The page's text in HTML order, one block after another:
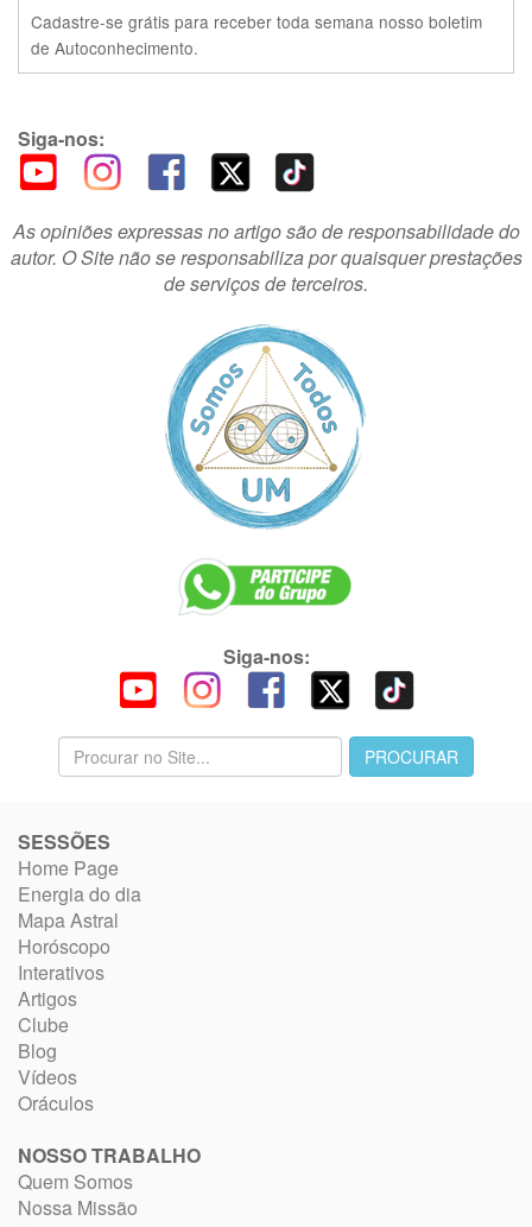
Cadastre-se grátis para receber toda semana nosso boletim
de Autoconhecimento.
Siga-nos:
As opiniões expressas no artigo são de responsabilidade do
autor. O Site não se responsabiliza por quaisquer prestações
de serviços de terceiros.
Siga-nos:
SESSÕES
Home Page
Energia do dia
Mapa Astral
Horóscopo
Interativos
Artigos
Clube
Blog
Vídeos
Oráculos
NOSSO TRABALHO
Quem Somos
Nossa Missão